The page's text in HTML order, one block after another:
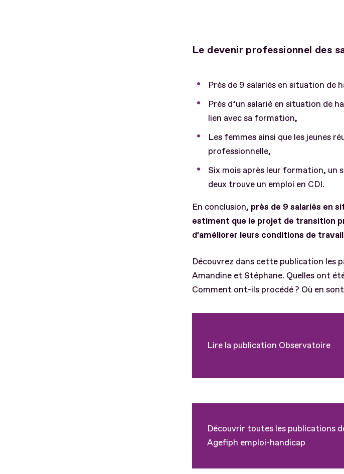
Le devenir professionnel des
Près de 9 salariés en situation de
Près d’un salarié en situation de
lien avec sa formation,
Les femmes ainsi que les jeunes
professionnelle,
Six mois après leur formation, un
deux trouve un emploi en CDI.
En conclusion, près de 9 salariés en
estiment que le projet de transition
d’améliorer leurs conditions de travail
Découvrez dans cette publication les
Amandine et Stéphane. Quelles ont
Comment ont-ils procédé ? Où en
Lire la publication Observatoire
Découvrir toutes les publications
Agefiph emploi-handicap